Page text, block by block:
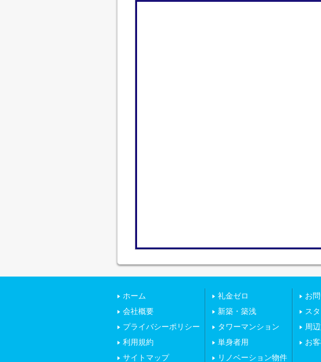
ホーム
会社概要
プライバシーポリシー
利用規約
サイトマップ
礼金ゼロ
新築・築浅
タワーマンション
単身者用
リノベーション物件
お
ス
周
お